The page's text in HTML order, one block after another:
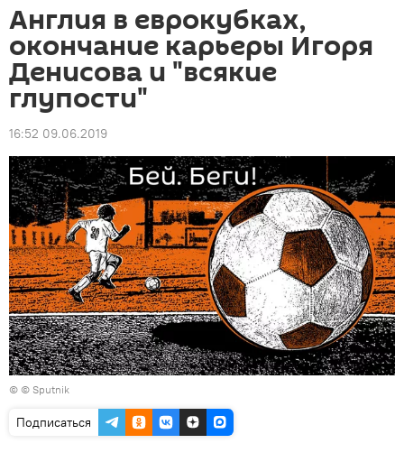
Англия в еврокубках,
окончание карьеры Игоря
Денисова и "всякие
глупости"
16:52 09.06.2019
© © Sputnik
Подписаться